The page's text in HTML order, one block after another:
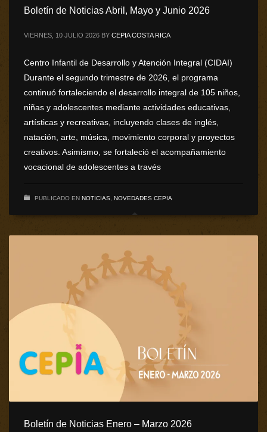
Boletín de Noticias Abril, Mayo y Junio 2026
VIERNES, 10 JULIO 2026 BY CEPIA COSTA RICA
Centro Infantil de Desarrollo y Atención Integral (CIDAI)
Durante el segundo trimestre de 2026, el programa
continuó fortaleciendo el desarrollo integral de 105 niños,
niñas y adolescentes mediante actividades educativas,
artísticas y recreativas, incluyendo clases de inglés,
natación, arte, música, movimiento corporal y proyectos
creativos. Asimismo, se fortaleció el acompañamiento
vocacional de adolescentes a través
PUBLICADO EN NOTICIAS NOVEDADES CEPIA
Boletín de Noticias Enero – Marzo 2026